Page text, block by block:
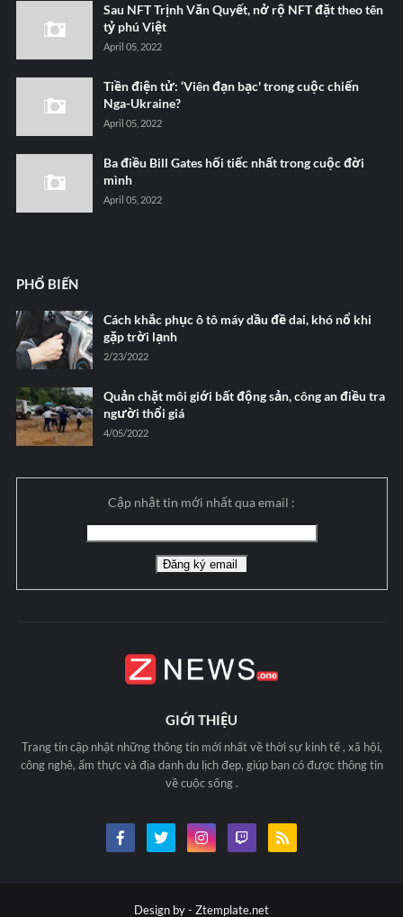
Sau NFT Trịnh Văn Quyết, nở rộ NFT đặt theo tên
tỷ phú Việt
April 05, 2022
Tiền điện tử: ‘Viên đạn bạc' trong cuộc chiến
Nga-Ukraine?
April 05, 2022
Ba điều Bill Gates hối tiếc nhất trong cuộc đời
mình
April 05, 2022
PHỔ BIẾN
Cách khắc phục ô tô máy dầu đề dai, khó nổ khi
gặp trời lạnh
2/23/2022
Quản chặt môi giới bất động sản, công an điều tra
người thổi giá
4/05/2022
Cập nhật tin mới nhất qua email :
GIỚI THIỆU
Trang tin cập nhật những thông tin mới nhất về thời sự kinh tế , xã hội,
công nghê, ẩm thực và địa danh du lịch đẹp, giúp bạn có được thông tin
về cuộc sống .
Design by - Ztemplate.net